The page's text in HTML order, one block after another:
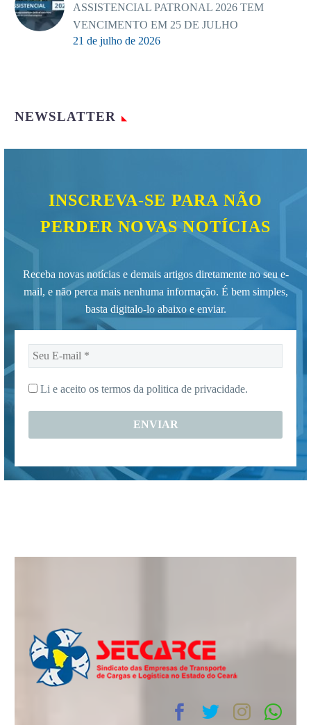
ASSISTENCIAL PATRONAL 2026 TEM
VENCIMENTO EM 25 DE JULHO
21 de julho de 2026
NEWSLATTER
INSCREVA-SE PARA NÃO
PERDER NOVAS NOTÍCIAS
Receba novas notícias e demais artigos diretamente no seu e-
mail, e não perca mais nenhuma informação. É bem simples,
basta digitalo-lo abaixo e enviar.
Seu
E-
mail
*
Li e aceito os termos da politica de privacidade.